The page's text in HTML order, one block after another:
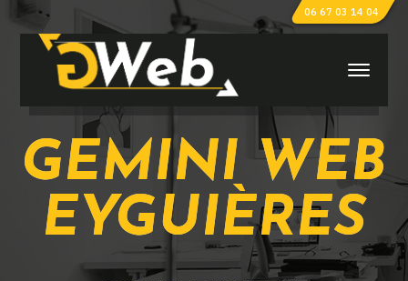
06 67 03 14 04
GEMINI WEB
EYGUIÈRES